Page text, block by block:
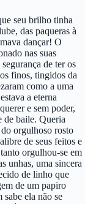
seu brilho tinha
das paqueras à
dançar! O
nas suas
de ter os
finos, tingidos da
como a uma
a eterna
e sem poder,
de baile. Queria
orgulhoso rosto
de seus feitos e
orgulhou-se em
unhas, uma sincera
de linho que
de um papiro
ela não se